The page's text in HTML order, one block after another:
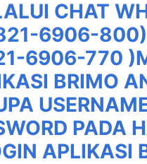
CHAT
6906-800)
6906-770
BRIMO
PADA
APLIKASI